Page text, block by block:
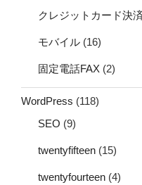
クレジットカード決済
モバイル (16)
固定電話FAX (2)
WordPress (118)
SEO (9)
twentyfifteen (15)
twentyfourteen (4)